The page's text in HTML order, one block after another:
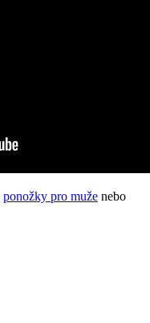
ponožky pro muže nebo